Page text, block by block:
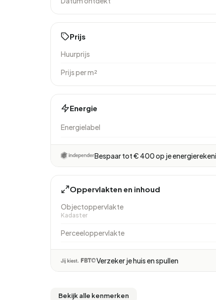
Prijs
Huurprijs
Prijs per m²
Energie
Energielabel
Bespaar tot € 400 op je
Oppervlakten en inhoud
Objectoppervlakte
Kadaster
Perceeloppervlakte
Verzeker je huis en spullen
Bekijk alle kenmerken